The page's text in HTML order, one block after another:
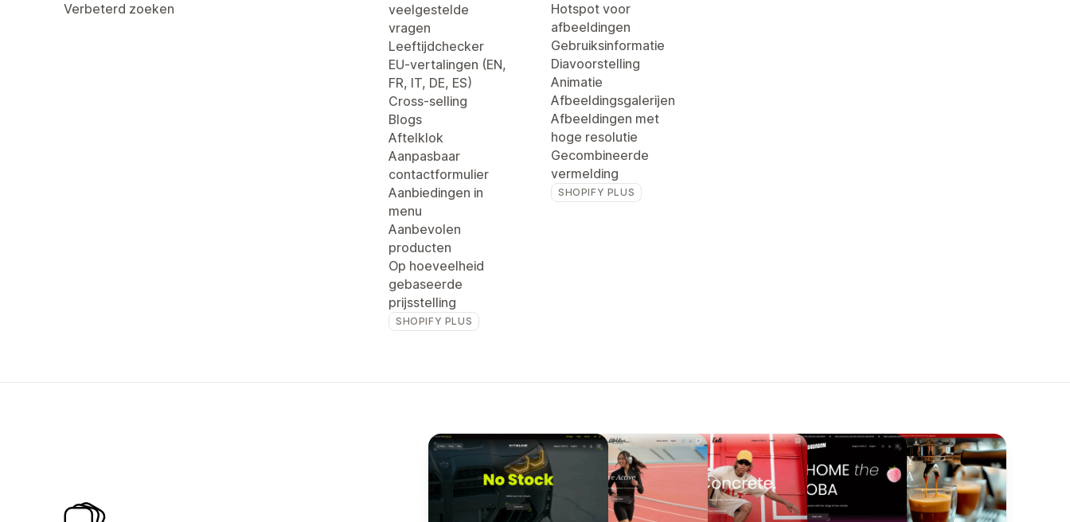
Verbeterd zoeken
veelgestelde
vragen
Leeftijdchecker
EU-vertalingen (EN,
FR, IT, DE, ES)
Cross-selling
Blogs
Aftelklok
Aanpasbaar
contactformulier
Aanbiedingen in
menu
Aanbevolen
producten
Op hoeveelheid
gebaseerde
prijsstelling
SHOPIFY PLUS
Hotspot voor
afbeeldingen
Gebruiksinformatie
Diavoorstelling
Animatie
Afbeeldingsgalerijen
Afbeeldingen met
hoge resolutie
Gecombineerde
vermelding
SHOPIFY PLUS